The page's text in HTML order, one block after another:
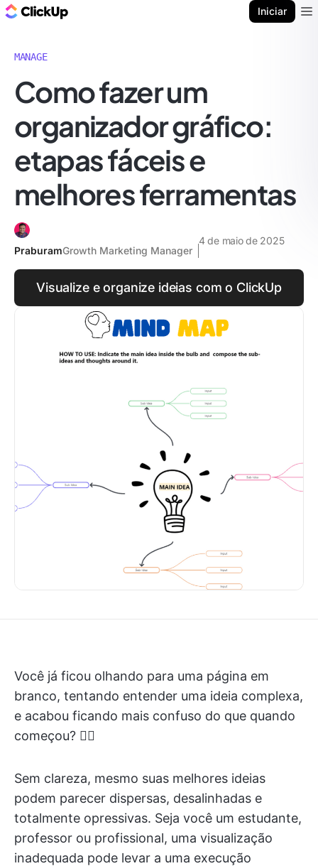
Iniciar
MANAGE
Como fazer um
organizador gráfico:
etapas fáceis e
melhores ferramentas
PraburamGrowth Marketing Manager
4 de maio de 2025
Visualize e organize ideias com o ClickUp
Você já ficou olhando para uma página em
branco, tentando entender uma ideia complexa,
e acabou ficando mais confuso do que quando
começou? 😵‍💫
Sem clareza, mesmo suas melhores ideias
podem parecer dispersas, desalinhadas e
totalmente opressivas. Seja você um estudante,
professor ou profissional, uma visualização
inadequada pode levar a uma execução